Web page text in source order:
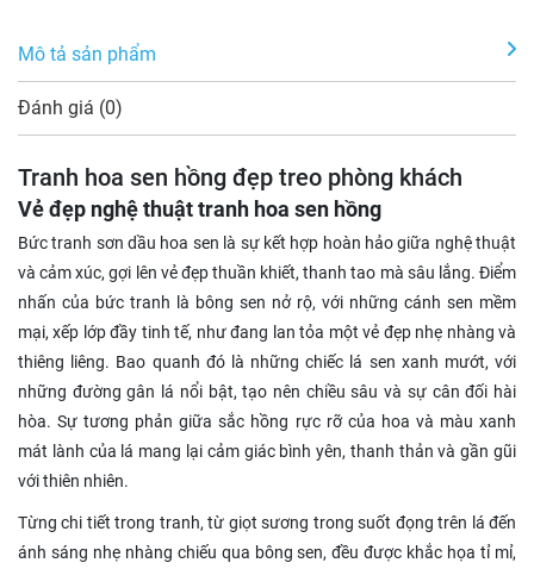
Mô tả sản phẩm
Đánh giá (0)
Tranh hoa sen hồng đẹp treo phòng khách
Vẻ đẹp nghệ thuật tranh hoa sen hồng
Bức tranh sơn dầu hoa sen là sự kết hợp hoàn hảo giữa nghệ thuật
và cảm xúc, gợi lên vẻ đẹp thuần khiết, thanh tao mà sâu lắng. Điểm
nhấn của bức tranh là bông sen nở rộ, với những cánh sen mềm
mại, xếp lớp đầy tinh tế, như đang lan tỏa một vẻ đẹp nhẹ nhàng và
thiêng liêng. Bao quanh đó là những chiếc lá sen xanh mướt, với
những đường gân lá nổi bật, tạo nên chiều sâu và sự cân đối hài
hòa. Sự tương phản giữa sắc hồng rực rỡ của hoa và màu xanh
mát lành của lá mang lại cảm giác bình yên, thanh thản và gần gũi
với thiên nhiên.
Từng chi tiết trong tranh, từ giọt sương trong suốt đọng trên lá đến
ánh sáng nhẹ nhàng chiếu qua bông sen, đều được khắc họa tỉ mỉ,